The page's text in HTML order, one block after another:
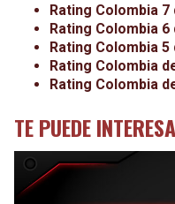
Rating Colombia 7
Rating Colombia 6
Rating Colombia 5
Rating Colombia
Rating Colombia
TE PUEDE